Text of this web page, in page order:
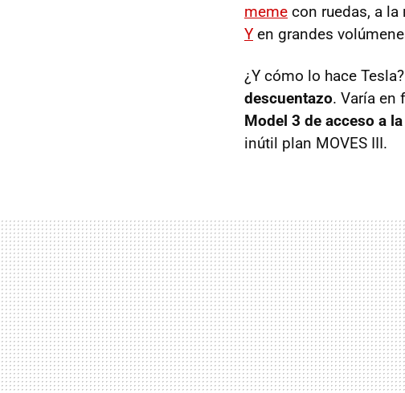
meme con ruedas, a
Y en grandes
¿Y cómo lo hace
descuentazo. Varía en
Model 3 de acceso a
inútil plan MOVES III.